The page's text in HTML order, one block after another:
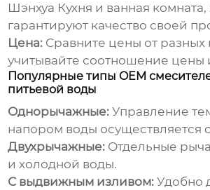
Шэнхуа Кухня и ванная комната
гарантируют качество своей
Цена: Сравните цены от разных
учитывайте соотношение цены
Популярные типы OEM
питьевой воды
Однорычажные: Управление
напором воды осуществляется
Двухрычажные: Отдельные
и холодной воды.
С выдвижным изливом: Удобно